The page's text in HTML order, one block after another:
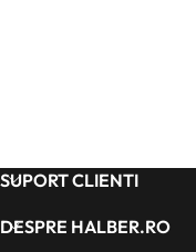
SUPORT CLIENTI
DESPRE HALBER.RO